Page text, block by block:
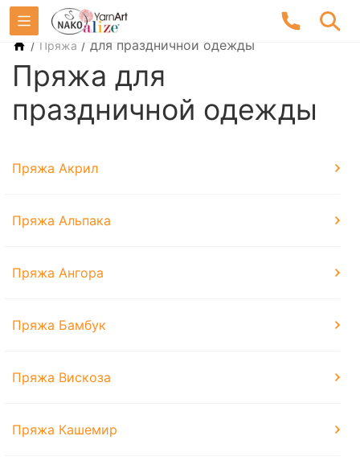
/ Пряжа / для праздничной одежды
Пряжа для
праздничной одежды
Пряжа Акрил
Пряжа Альпака
Пряжа Ангора
Пряжа Бамбук
Пряжа Вискоза
Пряжа Кашемир